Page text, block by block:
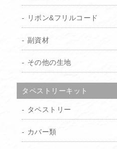
リボン&フリルコード
副資材
その他の生地
タペストリーキット
タペストリー
カバー類